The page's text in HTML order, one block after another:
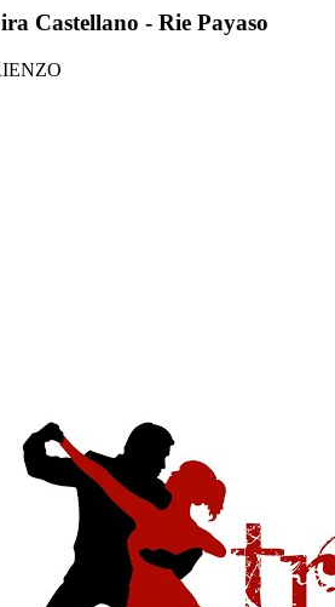
Castellano - Rie Payaso